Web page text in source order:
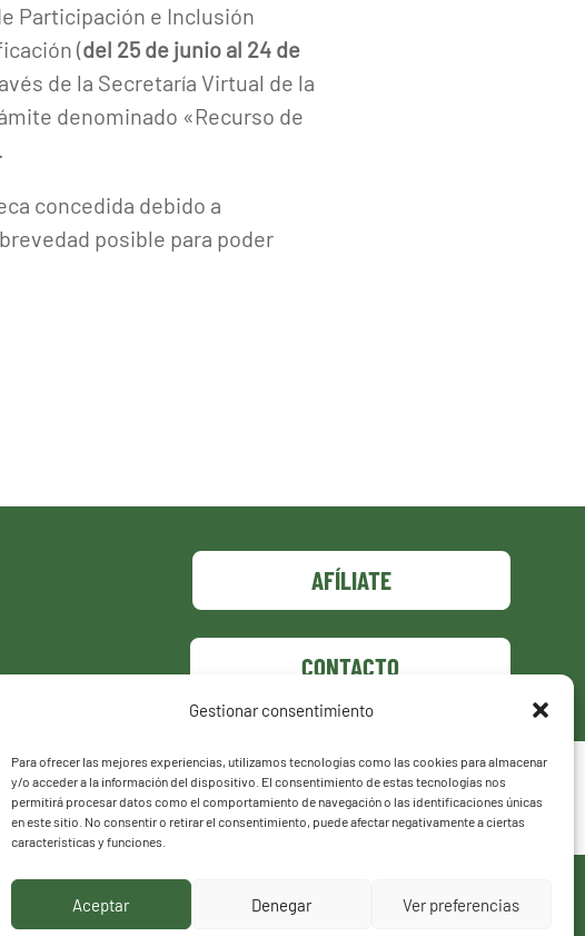
Gestionar consentimiento
Para ofrecer las mejores experiencias, utilizamos tecnologías como las cookies para almacenar
y/o acceder a la información del dispositivo. El consentimiento de estas tecnologías nos
permitirá procesar datos como el comportamiento de navegación o las identificaciones únicas
en este sitio. No consentir o retirar el consentimiento, puede afectar negativamente a ciertas
características y funciones.
Aceptar Denegar Ver preferencias
Participación e Inclusión
(del 25 de junio al 24 de
de la Secretaría Virtual de la
denominado «Recurso de
concedida debido a
posible para poder
AFÍLIATE
CONTACTO